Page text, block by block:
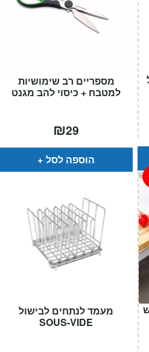
מספריים רב שימושיות
למטבח + כיסוי להב מגנט
₪29
הוספה לסל
מעמד לנתחים לבישול
SOUS-VIDE